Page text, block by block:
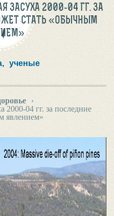
ЗАСУХА 2000-04 ГГ. ЗА
СТАТЬ «ОБЫЧНЫМ
ученые
›
2000-04 гг. за последние
явлением»